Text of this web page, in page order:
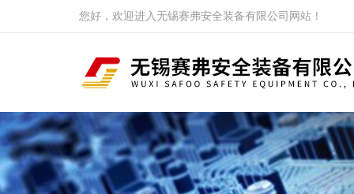
您好，欢迎进入无锡赛弗安全装备有限公司网站！